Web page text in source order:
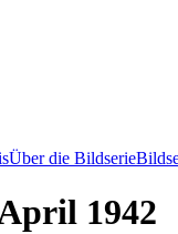
Über die Bildserie
1942